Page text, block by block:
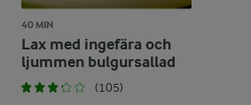
40 MIN
Lax med ingefära och
ljummen bulgursallad
(105)